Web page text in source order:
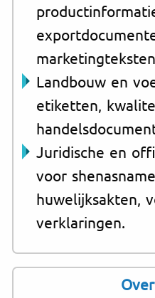
Landbouw en
etiketten,
Juridische en
voor
huwelijksakten,
verklaringen.